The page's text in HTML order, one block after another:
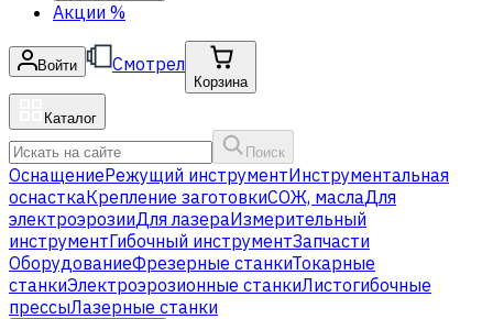
Акции %
Войти Смотрел
Корзина
Каталог
Поиск
ОснащениеРежущий инструментИнструментальная
оснасткаКрепление заготовкиСОЖ, маслаДля
электроэрозииДля лазераИзмерительный
инструментГибочный инструментЗапчасти
ОборудованиеФрезерные станкиТокарные
станкиЭлектроэрозионные станкиЛистогибочные
прессыЛазерные станки